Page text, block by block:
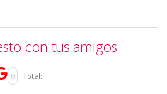
con tus amigos
0 Total: